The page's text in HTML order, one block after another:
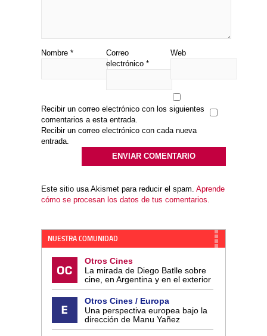
Nombre *
Correo
electrónico *
Web
Recibir un correo electrónico con los siguientes
comentarios a esta entrada.
Recibir un correo electrónico con cada nueva
entrada.
Este sitio usa Akismet para reducir el spam. Aprende
cómo se procesan los datos de tus comentarios.
NUESTRA COMUNIDAD
Otros Cines
La mirada de Diego Batlle sobre
cine, en Argentina y en el exterior
Otros Cines / Europa
Una perspectiva europea bajo la
dirección de Manu Yañez